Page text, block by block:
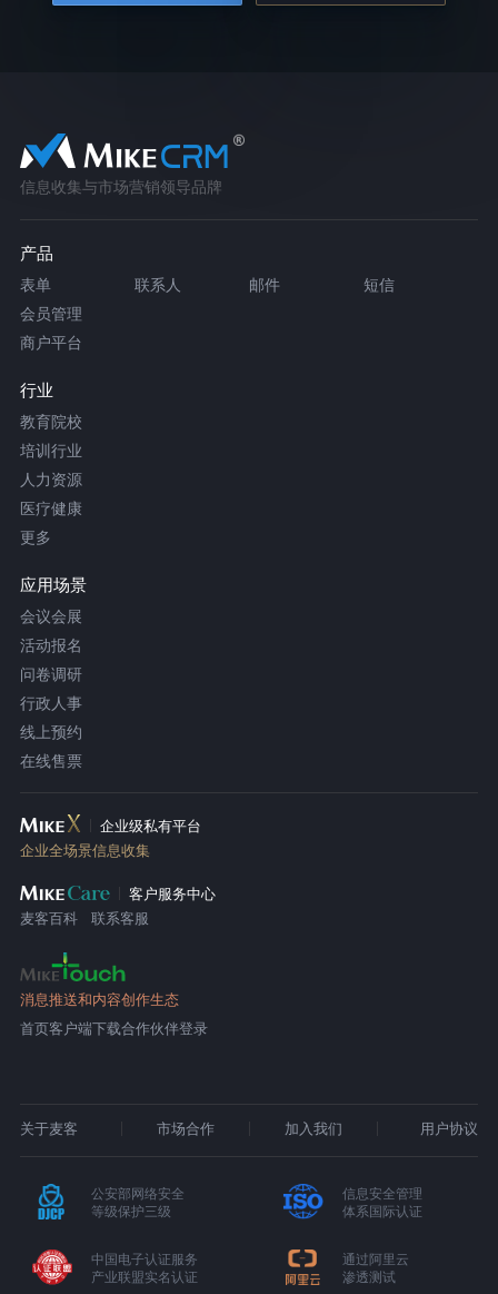
信息收集与市场营销领导品牌
产品
表单 联系人 邮件
短信
会员管理
商户平台
行业
教育院校
培训行业
人力资源
医疗健康
更多
应用场景
会议会展
活动报名
问卷调研
行政人事
线上预约
在线售票
企业级私有平台
企业全场景信息收集
客户服务中心
麦客百科
联系客服
消息推送和内容创作生态
首页客户端下载合作伙伴登录
关于麦客 市场合作 加入我们 用户协议
公安部网络安全
等级保护三级
信息安全管理
体系国际认证
中国电子认证服务
产业联盟实名认证
通过阿里云
渗透测试